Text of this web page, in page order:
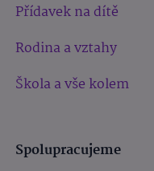
Přídavek na dítě
Rodina a vztahy
Škola a vše kolem
Spolupracujeme